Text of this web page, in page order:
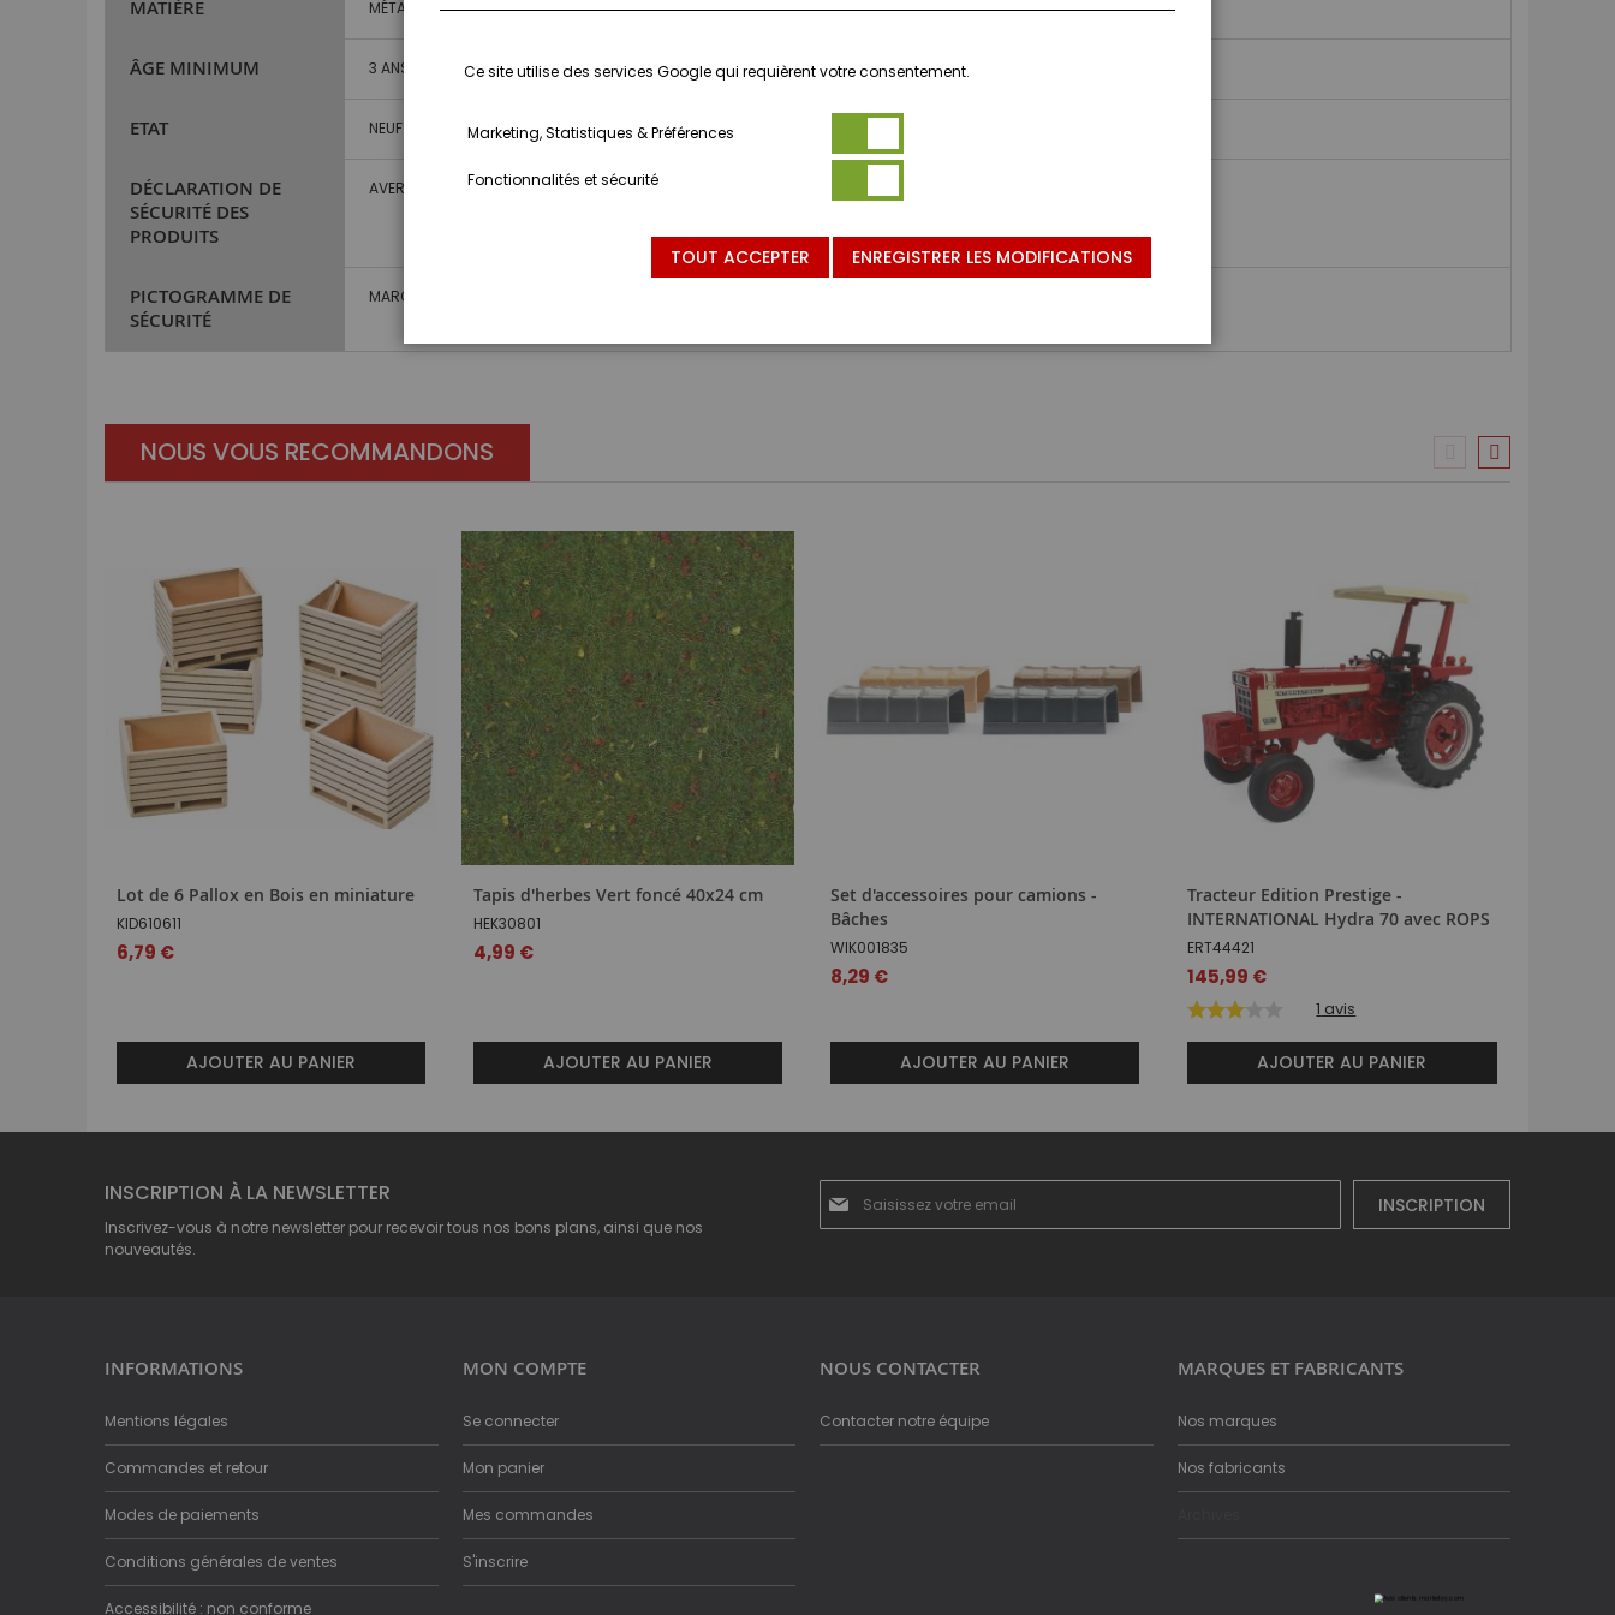
MATIÈRE MÉTAL
ÂGE MINIMUM 3 ANS ET PLUS
ETAT NEUF
DÉCLARATION DE
SÉCURITÉ DES
PRODUITS
AVERTISSEMENT : NE CONVIENT PAS AUX ENFANTS DE MOINS DE 3 ANS.
PICTOGRAMME DE
SÉCURITÉ
MARQUAGE CE
NOUS VOUS RECOMMANDONS
Lot de 6 Pallox en Bois en miniature
KID610611
6,79 €
AJOUTER AU PANIER
Tapis d'herbes Vert foncé 40x24 cm
HEK30801
4,99 €
AJOUTER AU PANIER
Set d'accessoires pour camions -
Bâches
WIK001835
8,29 €
AJOUTER AU PANIER
Tracteur Edition Prestige -
INTERNATIONAL Hydra 70 avec ROPS
ERT44421
145,99 €
1 avis
AJOUTER AU PANIER
INSCRIPTION À LA NEWSLETTER
Inscrivez-vous à notre newsletter pour recevoir tous nos bons plans, ainsi que nos
nouveautés.
notre
INSCRIPTION
INFORMATIONS
Mentions légales
Commandes et retour
Modes de paiements
Conditions générales de ventes
Accessibilité : non conforme
MON COMPTE
Se connecter
Mon panier
Mes commandes
S'inscrire
NOUS CONTACTER
Contacter notre équipe
MARQUES ET FABRICANTS
Nos marques
Nos fabricants
Ce site utilise des services Google qui requièrent votre consentement.
Marketing, Statistiques & Préférences
Fonctionnalités et sécurité
TOUT ACCEPTER ENREGISTRER LES MODIFICATIONS